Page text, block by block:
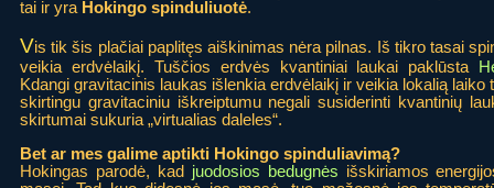
tai ir yra Hokingo spinduliuotė.
Vis tik šis plačiai paplitęs aiškinimas nėra pilnas. Iš tikro tasai
veikia erdvėlaikį. Tuščios erdvės kvantiniai laukai paklūsta
Kdangi gravitacinis laukas išlenkia erdvėlaikį ir veikia lokalią
skirtingu gravitaciniu iškreiptumu negali susiderinti kvantinių
skirtumai sukuria „virtualias daleles“.
Bet ar mes galime aptikti Hokingo spinduliavimą?
Hokingas parodė, kad juodosios bedugnės išskiriamos